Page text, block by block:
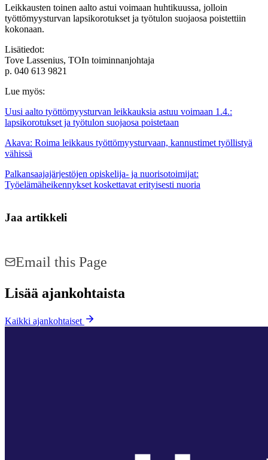
Leikkausten toinen aalto astui voimaan huhtikuussa, jolloin
työttömyysturvan lapsikorotukset ja työtulon suojaosa poistettiin
kokonaan.
Lisätiedot:
Tove Lassenius, TOIn toiminnanjohtaja
p. 040 613 9821
Lue myös:
Uusi aalto työttömyysturvan leikkauksia astuu voimaan 1.4.:
lapsikorotukset ja työtulon suojaosa poistetaan
Akava: Roima leikkaus työttömyysturvaan, kannustimet työllistyä
vähissä
Palkansaajajärjestöjen opiskelija- ja nuorisotoimijat:
Työelämäheikennykset koskettavat erityisesti nuoria
Jaa artikkeli
Email this Page
Lisää ajankohtaista
Kaikki ajankohtaiset